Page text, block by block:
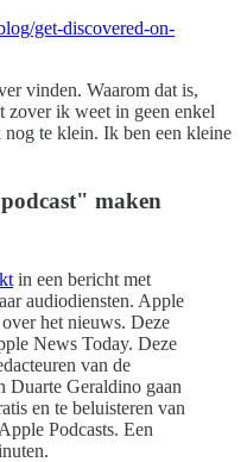
get-discovered-on-
vinden. Waarom dat is,
ik weet in geen enkel
te klein. Ik ben een kleine
maken
in een bericht met
audiodiensten. Apple
het nieuws. Deze
News Today. Deze
van de
Duarte Geraldino gaan
en te beluisteren van
Podcasts. Een